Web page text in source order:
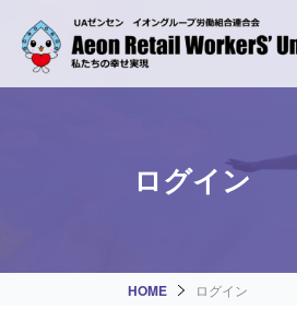
ログイン
HOME ログイン